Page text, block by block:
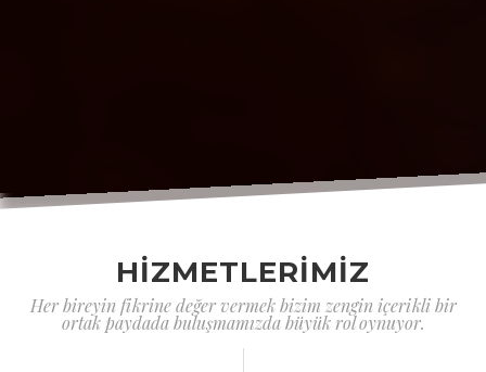
HİZMETLERİMİZ
Her bireyin fikrine değer vermek bizim zengin içerikli bir
ortak paydada buluşmamızda büyük rol oynuyor.